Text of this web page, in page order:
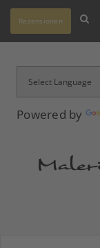
Powered by
Rezensionen